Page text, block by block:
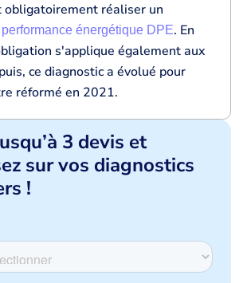
obligatoirement réaliser un
énergétique DPE. En
s'applique également aux
ce diagnostic a évolué pour
réformé en 2021.
3 devis et
sur vos diagnostics
!